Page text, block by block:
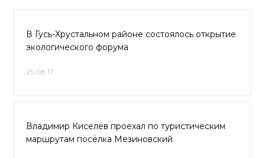
В Гусь-Хрустальном районе состоялось открытие
экологического форума
25.08.17
Владимир Киселёв проехал по туристическим
маршрутам посёлка Мезиновский